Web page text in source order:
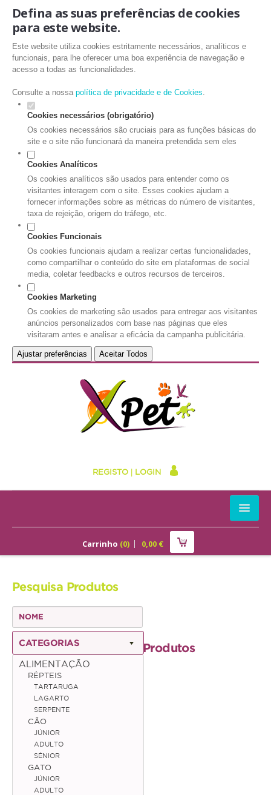
Defina as suas preferências de cookies
para este website.
Este website utiliza cookies estritamente necessários, analíticos e
funcionais, para lhe oferecer uma boa experiência de navegação e
acesso a todas as funcionalidades.
Consulte a nossa política de privacidade e de Cookies.
Cookies necessários (obrigatório)
Os cookies necessários são cruciais para as funções básicas do
site e o site não funcionará da maneira pretendida sem eles
Cookies Analíticos
Os cookies analíticos são usados para entender como os
visitantes interagem com o site. Esses cookies ajudam a
fornecer informações sobre as métricas do número de visitantes,
taxa de rejeição, origem do tráfego, etc.
Cookies Funcionais
Os cookies funcionais ajudam a realizar certas funcionalidades,
como compartilhar o conteúdo do site em plataformas de social
media, coletar feedbacks e outros recursos de terceiros.
Cookies Marketing
Os cookies de marketing são usados para entregar aos visitantes
anúncios personalizados com base nas páginas que eles
visitaram antes e analisar a eficácia da campanha publicitária.
Ajustar preferências Aceitar Todos
REGISTO LOGIN
ALIMENTAÇÃO
Júnior
Adulto
Sénior
Gato
Júnior
Adulto
Sénior
Carrinho (0) 0,00€
Pesquisa Produtos
CATEGORIAS
ALIMENTAÇÃO
RÉPTEIS
TARTARUGA
LAGARTO
SERPENTE
CÃO
JÚNIOR
ADULTO
SÉNIOR
GATO
JÚNIOR
ADULTO
Produtos